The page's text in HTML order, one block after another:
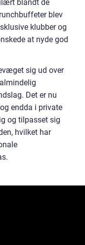
blandt de
blev
klubber og
at nyde god
sig ud over
Det er nu
endda i private
og tilpasset sig
hvilket har